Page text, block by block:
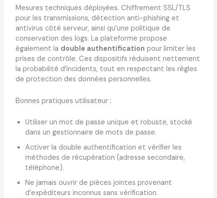
Mesures techniques déployées. Chiffrement SSL/TLS
pour les transmissions, détection anti-phishing et
antivirus côté serveur, ainsi qu’une politique de
conservation des logs. La plateforme propose
également la double authentification pour limiter les
prises de contrôle. Ces dispositifs réduisent nettement
la probabilité d’incidents, tout en respectant les règles
de protection des données personnelles.
Bonnes pratiques utilisateur :
Utiliser un mot de passe unique et robuste, stocké
dans un gestionnaire de mots de passe.
Activer la double authentification et vérifier les
méthodes de récupération (adresse secondaire,
téléphone).
Ne jamais ouvrir de pièces jointes provenant
d’expéditeurs inconnus sans vérification.